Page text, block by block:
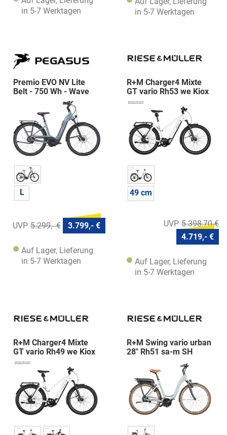
in 5-7 Werktagen
in 5-7 Werktagen
Premio EVO NV Lite
Belt - 750 Wh - Wave
L
5.299,- € 3.799,- €
Auf Lager, Lieferung
in 5-7 Werktagen
R+M Charger4 Mixte
GT vario Rh53 we Kiox
Schloss
49 cm
5.398,70 €
4.719,- €
Auf Lager, Lieferung
in 5-7 Werktagen
R+M Charger4 Mixte
GT vario Rh49 we Kiox
RX
R+M Swing vario urban
28" Rh51 sa-m SH